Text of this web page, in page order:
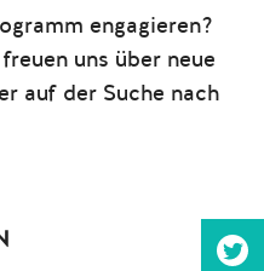
engagieren?
uns über neue
auf der Suche nach